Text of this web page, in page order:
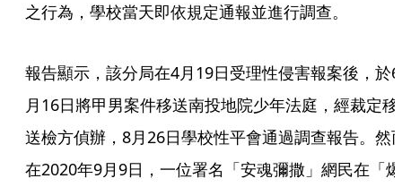
之行為，學校當天即依規定通報並進行調查。
報告顯示，該分局在4月19日受理性侵害報案後，於6
月16日將甲男案件移送南投地院少年法庭，經裁定移
送檢方偵辦，8月26日學校性平會通過調查報告。然
在2020年9月9日，一位署名「安魂彌撒」網民在「爆